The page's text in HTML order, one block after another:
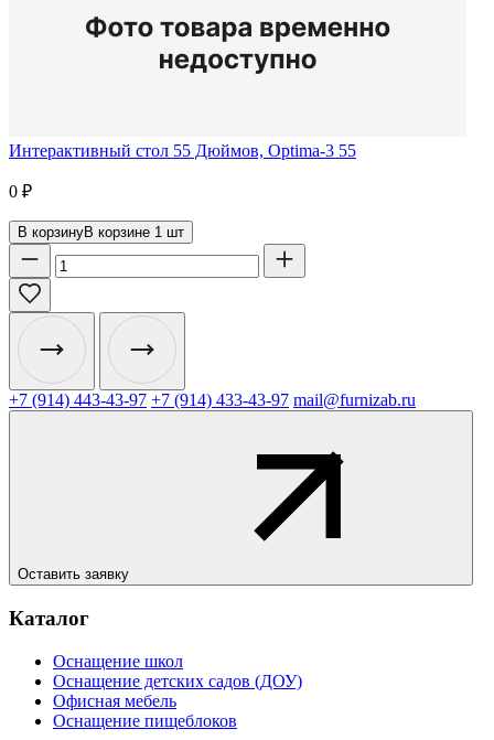
Интерактивный стол 55 Дюймов, Optima-3 55
0 ₽
В корзинуВ корзине 1 шт
+7 (914) 443-43-97 +7 (914) 433-43-97 mail@furnizab.ru
Оставить заявку
Каталог
Оснащение школ
Оснащение детских садов (ДОУ)
Офисная мебель
Оснащение пищеблоков